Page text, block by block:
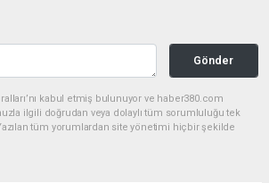
Gönder
kabul etmiş bulunuyor ve haber380.com
ilgili doğrudan veya dolaylı tüm sorumluluğu tek
tüm yorumlardan site yönetimi hiçbir şekilde